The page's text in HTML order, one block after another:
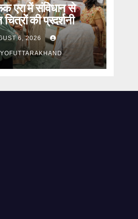
एरा में संविधान से
चित्रों की प्रदर्शनी
6, 2026